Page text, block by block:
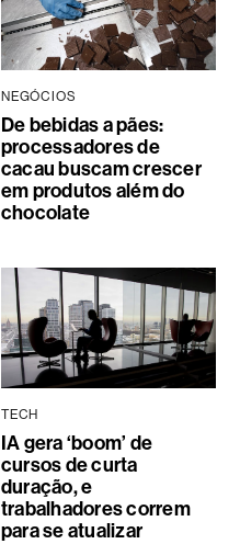
NEGÓCIOS
De bebidas a pães:
processadores de
cacau buscam crescer
em produtos além do
chocolate
TECH
IA gera ‘boom’ de
cursos de curta
duração, e
trabalhadores correm
para se atualizar